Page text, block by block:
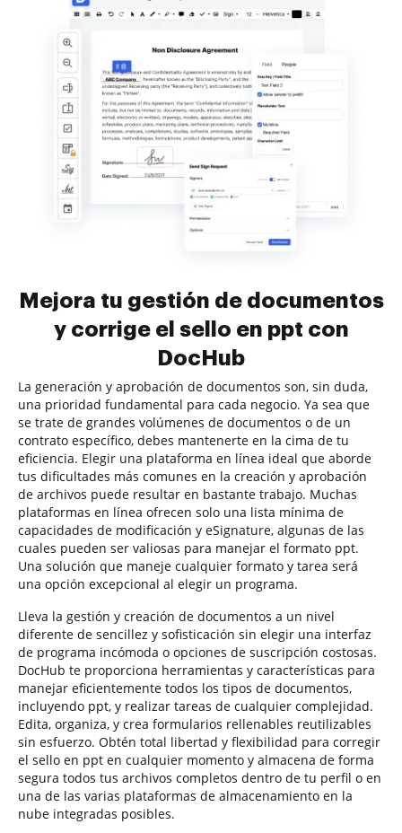
Mejora tu gestión de documentos
y corrige el sello en ppt con
DocHub
La generación y aprobación de documentos son, sin duda,
una prioridad fundamental para cada negocio. Ya sea que
se trate de grandes volúmenes de documentos o de un
contrato específico, debes mantenerte en la cima de tu
eficiencia. Elegir una plataforma en línea ideal que aborde
tus dificultades más comunes en la creación y aprobación
de archivos puede resultar en bastante trabajo. Muchas
plataformas en línea ofrecen solo una lista mínima de
capacidades de modificación y eSignature, algunas de las
cuales pueden ser valiosas para manejar el formato ppt.
Una solución que maneje cualquier formato y tarea será
una opción excepcional al elegir un programa.
Lleva la gestión y creación de documentos a un nivel
diferente de sencillez y sofisticación sin elegir una interfaz
de programa incómoda o opciones de suscripción costosas.
DocHub te proporciona herramientas y características para
manejar eficientemente todos los tipos de documentos,
incluyendo ppt, y realizar tareas de cualquier complejidad.
Edita, organiza, y crea formularios rellenables reutilizables
sin esfuerzo. Obtén total libertad y flexibilidad para corregir
el sello en ppt en cualquier momento y almacena de forma
segura todos tus archivos completos dentro de tu perfil o en
una de las varias plataformas de almacenamiento en la
nube integradas posibles.